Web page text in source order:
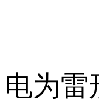
电为雷